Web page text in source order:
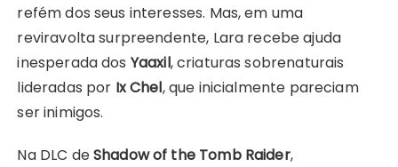
refém dos seus interesses. Mas, em uma
reviravolta surpreendente, Lara recebe ajuda
inesperada dos Yaaxil, criaturas sobrenaturais
lideradas por Ix Chel, que inicialmente pareciam
ser inimigos.
Na DLC deShadow of the Tomb Raider,